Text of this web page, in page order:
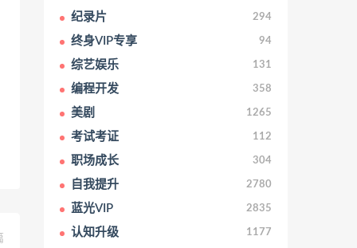
纪录片 294
终身VIP专享 94
综艺娱乐 131
编程开发 358
美剧 1265
考试考证 112
职场成长 304
自我提升 2780
蓝光VIP 2835
认知升级 1177